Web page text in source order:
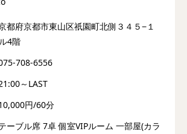
都府京都市東山区祇園町北側３４５−１
4階
708-6556
～LAST
円/60分
ーブル席 7卓 個室VIPルーム 一部屋(カラ